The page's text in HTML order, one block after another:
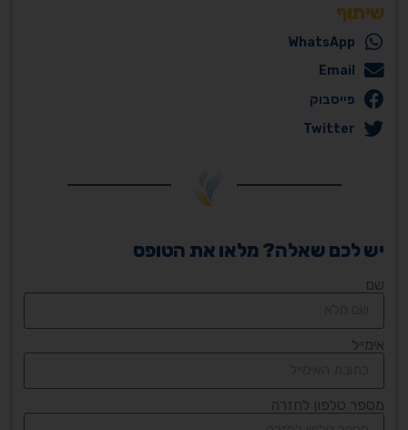
שיתוף
WhatsApp
Email
פייסבוק
Twitter
יש לכם שאלה? מלאו את הטופס
שם
אימייל
מספר טלפון לחזרה